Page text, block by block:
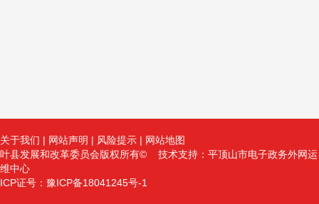
关于我们 | 网站声明 | 风险提示 | 网站地图
叶县发展和改革委员会版权所有© 技术支持：平顶山市电子政务外网运
维中心
ICP证号：豫ICP备18041245号-1